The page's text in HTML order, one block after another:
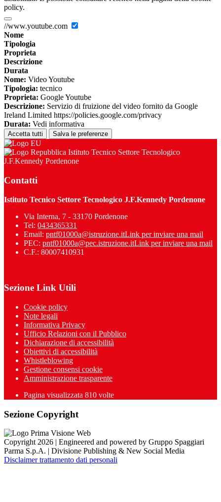
policy.
//www.youtube.com
Nome
Tipologia
Proprieta
Descrizione
Durata
Nome: Video Youtube
Tipologia: tecnico
Proprieta: Google Youtube
Descrizione: Servizio di fruizione del video fornito da Google
Ireland Limited https://policies.google.com/privacy
Durata: Vedi informativa
Accetta tutti Salva le preferenze
Istituto Tecnico Settore Tecnologico
J.F.Kennedy Pordenone
Contatti
Istituto Tecnico Settore Tecnologico J.F.Kennedy Pordenone
Via Interna, 7 - 33170 Pordenone
Tel: 0434365331
Email: pntf01000a@istruzione.itLink per inviare una mail
PEC: pntf01000a@pec.istruzione.itLink per inviare una mail
C.F.: 80007410931
Sezione Link Utili
Cookie policy
Note legali
Informativa Privacy
Ufficio Relazioni con il Pubblico
Dichiarazione di accessibilità
Obiettivi di accessibilità
Whistleblowing
Gestione consensi cookie
Amministrazione trasparente
Pagina visualizzata 810 volte
Sezione Copyright
Copyright 2026 | Engineered and powered by Gruppo Spaggiari
Parma S.p.A. | Divisione Publishing & New Social Media
Disclaimer trattamento dati personali